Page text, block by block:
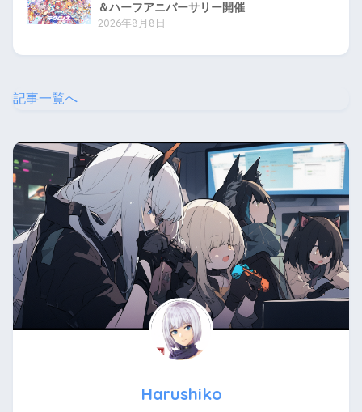
＆ハーフアニバーサリー開催
2026年8月8日
記事一覧へ
Harushiko